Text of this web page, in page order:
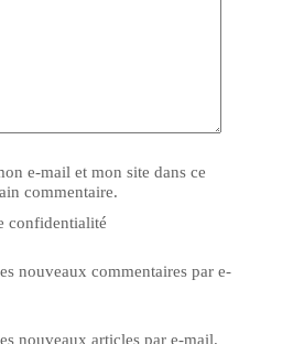
e-mail et mon site dans ce
commentaire.
confidentialité
nouveaux commentaires par e-
nouveaux articles par e-mail.